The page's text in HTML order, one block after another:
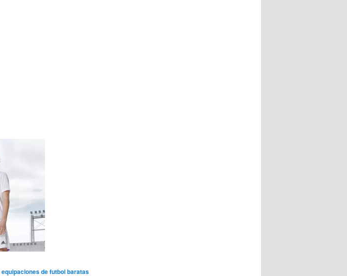
equipaciones de futbol baratas